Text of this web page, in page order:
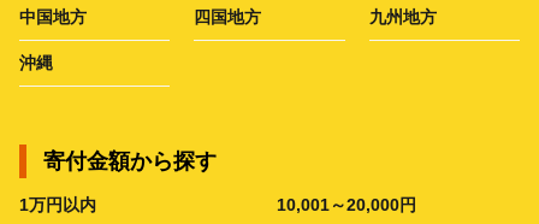
中国地方 四国地方 九州地方
沖縄
寄付金額から探す
1万円以内 10,001～20,000円